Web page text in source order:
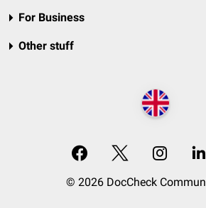
For Business
Other stuff
© 2026 DocCheck